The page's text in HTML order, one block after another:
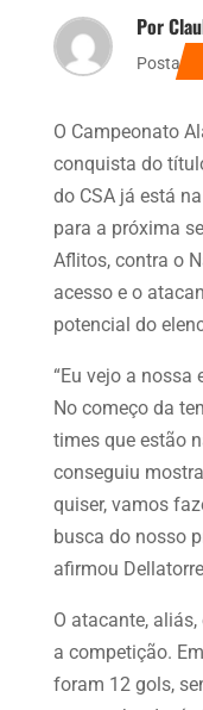
Por
Postado
O Campeonato
conquista do
do CSA já está
para a próxima
Aflitos, contra o
acesso e o
potencial do
“Eu vejo a nossa
No começo da
times que estão
conseguiu
quiser, vamos
busca do nosso
afirmou
O atacante,
a competição.
foram 12 gols,